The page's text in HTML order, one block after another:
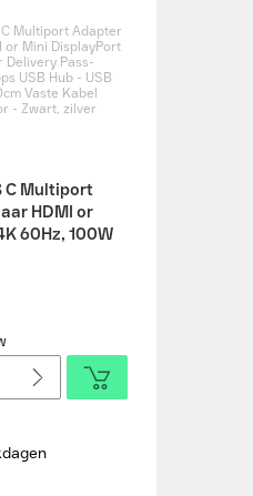
C Multiport
HDMI or
60Hz, 100W
Through, 4-
Vaste Kabel
- Zwart,